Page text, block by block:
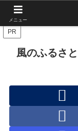
PR
風のふるさと
メニュー